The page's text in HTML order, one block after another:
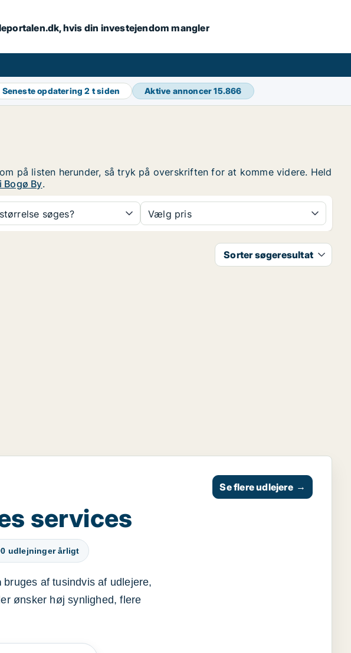
hvis din investejendom mangler
Seneste opdatering2 t siden Aktive annoncer15.866
på listen herunder, så tryk på overskriften for at komme videre. Held
Bogø By.
søges? Vælg pris
Sorter søgeresultat
services
udlejninger årligt
bruges af tusindvis af udlejere,
ønsker høj synlighed, flere
Se flere udlejere →